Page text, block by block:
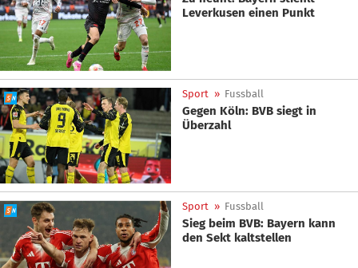
Leverkusen einen Punkt
Sport » Fussball
Gegen Köln: BVB siegt in
Überzahl
Sport » Fussball
Sieg beim BVB: Bayern kann
den Sekt kaltstellen